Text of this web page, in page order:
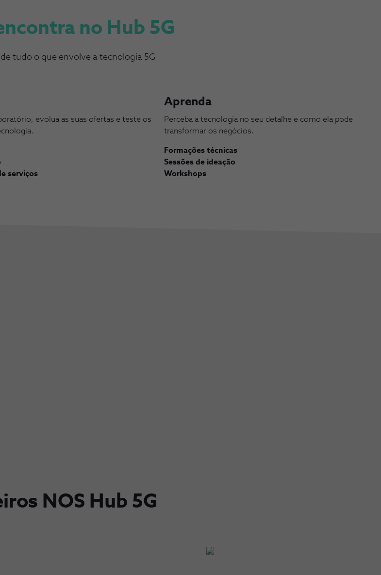
no Hub 5G
de tudo o que envolve a tecnologia 5G
evolua as suas ofertas e teste os
serviços
Aprenda
Perceba a tecnologia no seu detalhe e como ela pode
transformar os negócios.
Formações técnicas
Sessões de ideação
Workshops
NOS Hub 5G